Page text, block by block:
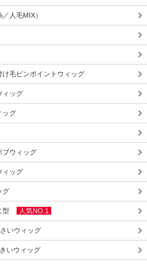
人毛MIX）
け毛ピンポイントウィッグ
ィッグ
ッグ
ブウィッグ
ィッグ
グ
型 人気NO.1
いウィッグ
いウィッグ